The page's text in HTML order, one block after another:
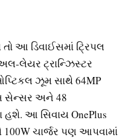
તો આ ડિવાઈસમાં ટ્રિપલ
લેયર ટ્રાન્ઝિસ્ટર
ઝૂમ સાથે 64MP
સેન્સર અને 48
હશે. આ સિવાય OnePlus
100W ચાર્જર પણ આપવામાં